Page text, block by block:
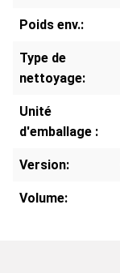
Poids env.:
Type de
nettoyage:
Unité
d'emballage :
Version:
Volume: